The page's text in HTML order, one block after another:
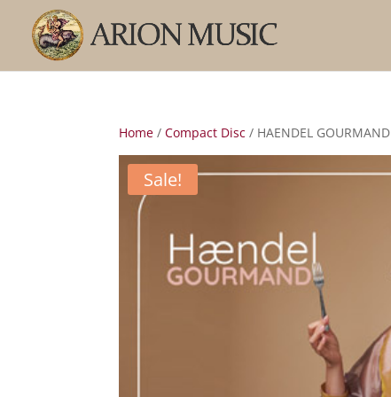
Home /Compact Disc / HAENDEL GOURMAND
Sale!